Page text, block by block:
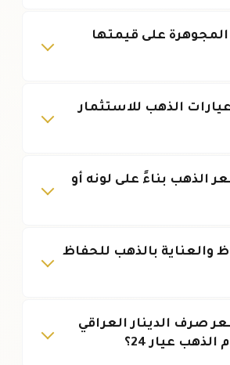
على قيمتها
الذهب للاستثمار
الذهب بناءً على لونه أو
والعناية بالذهب للحفاظ
صرف الدينار العراقي
عيار 24؟